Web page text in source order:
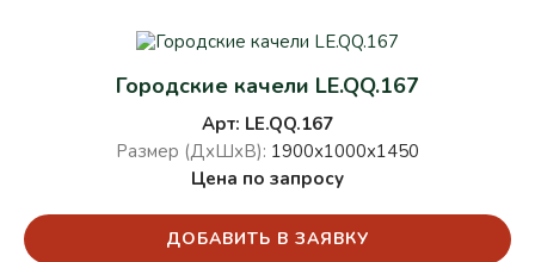
Городские качели LE.QQ.167
Арт: LE.QQ.167
Размер (ДхШхВ): 1900х1000х1450
Цена по запросу
ДОБАВИТЬ В ЗАЯВКУ